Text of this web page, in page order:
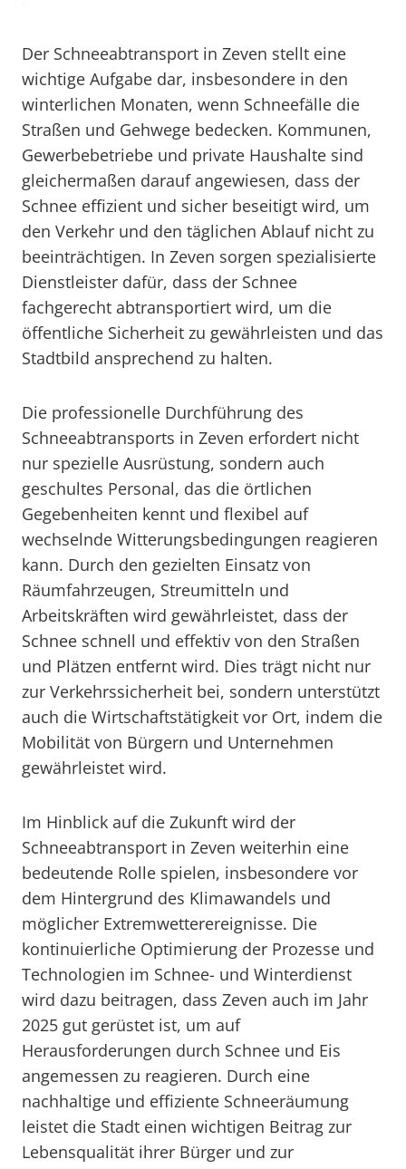
Der Schneeabtransport in Zeven stellt eine
wichtige Aufgabe dar, insbesondere in den
winterlichen Monaten, wenn Schneefälle die
Straßen und Gehwege bedecken. Kommunen,
Gewerbebetriebe und private Haushalte sind
gleichermaßen darauf angewiesen, dass der
Schnee effizient und sicher beseitigt wird, um
den Verkehr und den täglichen Ablauf nicht zu
beeinträchtigen. In Zeven sorgen spezialisierte
Dienstleister dafür, dass der Schnee
fachgerecht abtransportiert wird, um die
öffentliche Sicherheit zu gewährleisten und das
Stadtbild ansprechend zu halten.
Die professionelle Durchführung des
Schneeabtransports in Zeven erfordert nicht
nur spezielle Ausrüstung, sondern auch
geschultes Personal, das die örtlichen
Gegebenheiten kennt und flexibel auf
wechselnde Witterungsbedingungen reagieren
kann. Durch den gezielten Einsatz von
Räumfahrzeugen, Streumitteln und
Arbeitskräften wird gewährleistet, dass der
Schnee schnell und effektiv von den Straßen
und Plätzen entfernt wird. Dies trägt nicht nur
zur Verkehrssicherheit bei, sondern unterstützt
auch die Wirtschaftstätigkeit vor Ort, indem die
Mobilität von Bürgern und Unternehmen
gewährleistet wird.
Im Hinblick auf die Zukunft wird der
Schneeabtransport in Zeven weiterhin eine
bedeutende Rolle spielen, insbesondere vor
dem Hintergrund des Klimawandels und
möglicher Extremwetterereignisse. Die
kontinuierliche Optimierung der Prozesse und
Technologien im Schnee- und Winterdienst
wird dazu beitragen, dass Zeven auch im Jahr
2025 gut gerüstet ist, um auf
Herausforderungen durch Schnee und Eis
angemessen zu reagieren. Durch eine
nachhaltige und effiziente Schneeräumung
leistet die Stadt einen wichtigen Beitrag zur
Lebensqualität ihrer Bürger und zur